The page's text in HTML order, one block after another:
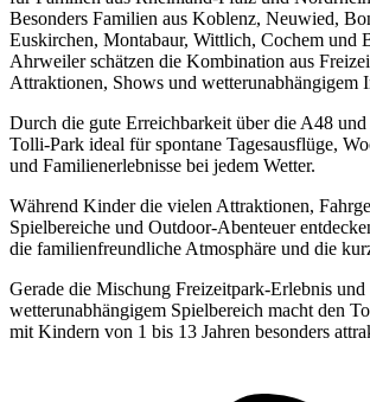
Besonders Familien aus Koblenz, Neuwied,
Euskirchen, Montabaur, Wittlich, Cochem und
Ahrweiler schätzen die Kombination aus
Attraktionen, Shows und wetterunabhängigem
Durch die gute Erreichbarkeit über die A48
Tolli-Park ideal für spontane Tagesausflüge,
und Familienerlebnisse bei jedem Wetter.
Während Kinder die vielen Attraktionen,
Spielbereiche und Outdoor-Abenteuer
die familienfreundliche Atmosphäre und die
Gerade die Mischung Freizeitpark-Erlebnis und
wetterunabhängigem Spielbereich macht den
mit Kindern von 1 bis 13 Jahren besonders